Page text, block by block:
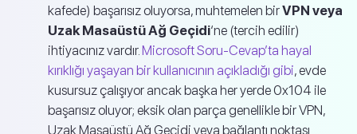
kafede) başarısız oluyorsa, muhtemelen birVPN veya
Uzak Masaüstü Ağ Geçidi‘ne (tercih edilir)
ihtiyacınız vardır. Microsoft Soru-Cevap’ta hayal
kırıklığı yaşayan bir kullanıcının açıkladığı gibi, evde
kusursuz çalışıyor ancak başka her yerde 0x104 ile
başarısız oluyor; eksik olan parça genellikle bir VPN,
Uzak Masaüstü Ağ Geçidi veya bağlantı noktası